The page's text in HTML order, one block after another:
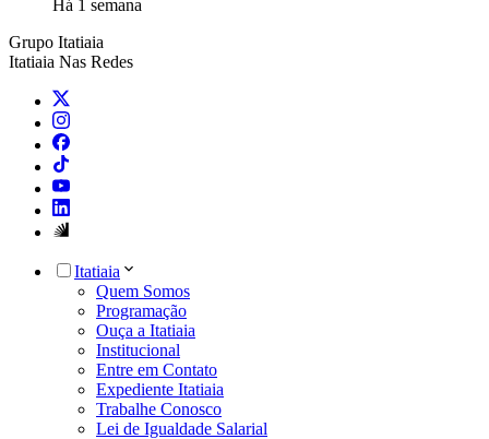
Há 1 semana
Grupo Itatiaia
Itatiaia Nas Redes
Itatiaia
Quem Somos
Programação
Ouça a Itatiaia
Institucional
Entre em Contato
Expediente Itatiaia
Trabalhe Conosco
Lei de Igualdade Salarial